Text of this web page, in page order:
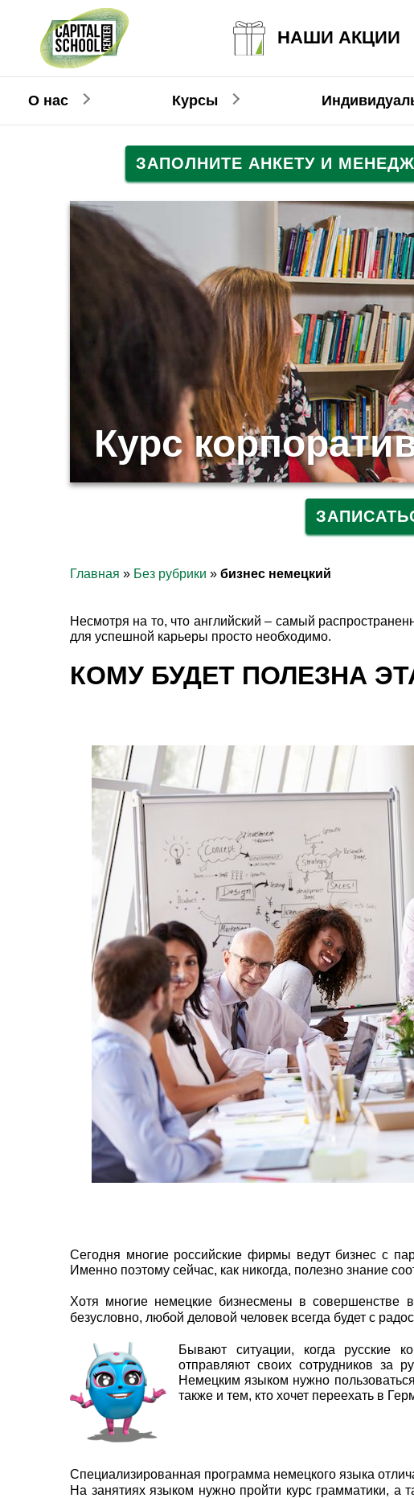
НАШИ АКЦИИ
О нас Курсы
ЗАПОЛНИТЕ АНКЕТУ И
Курс
Главная » Без рубрики » бизнес немецкий
Несмотря на то, что английский – самый
для успешной карьеры просто необходимо.
КОМУ БУДЕТ ПОЛЕЗНА
Сегодня многие российские фирмы ведут бизнес с
Именно поэтому сейчас, как никогда, полезно знание
Хотя многие немецкие бизнесмены в совершенстве
безусловно, любой деловой человек всегда будет с
Бывают ситуации, когда русские
отправляют своих сотрудников за
Немецким языком нужно
также и тем, кто хочет переехать в
Специализированная программа немецкого языка
На занятиях языком нужно пройти курс грамматики,